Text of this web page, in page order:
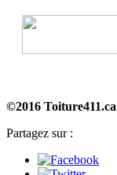
©2016 Toiture411.ca
Partagez sur :